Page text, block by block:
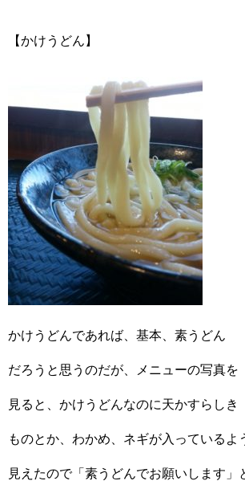
【かけうどん】
かけうどんであれば、基本、素うどん
だろうと思うのだが、メニューの写真を
見ると、かけうどんなのに天かすらしき
ものとか、わかめ、ネギが入っているよ
見えたので「素うどんでお願いします」